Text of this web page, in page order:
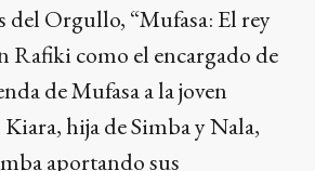
del Orgullo, “Mufasa: El rey
Rafiki como el encargado de
de Mufasa a la joven
hija de Simba y Nala,
aportando sus